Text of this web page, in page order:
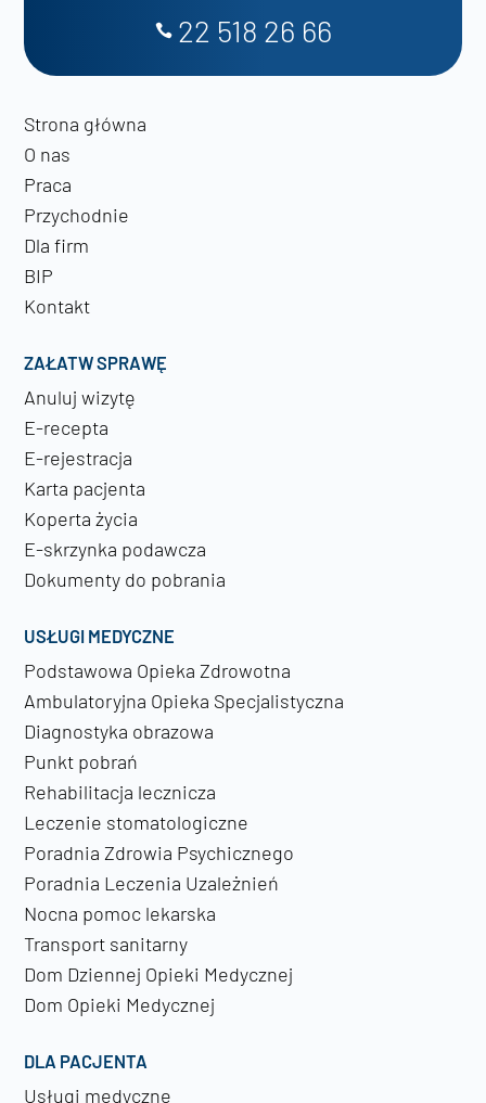
22 518 26 66
Strona główna
O nas
Praca
Przychodnie
Dla firm
BIP
Kontakt
ZAŁATW SPRAWĘ
Anuluj wizytę
E-recepta
E-rejestracja
Karta pacjenta
Koperta życia
E-skrzynka podawcza
Dokumenty do pobrania
USŁUGI MEDYCZNE
Podstawowa Opieka Zdrowotna
Ambulatoryjna Opieka Specjalistyczna
Diagnostyka obrazowa
Punkt pobrań
Rehabilitacja lecznicza
Leczenie stomatologiczne
Poradnia Zdrowia Psychicznego
Poradnia Leczenia Uzależnień
Nocna pomoc lekarska
Transport sanitarny
Dom Dziennej Opieki Medycznej
Dom Opieki Medycznej
DLA PACJENTA
Usługi medyczne